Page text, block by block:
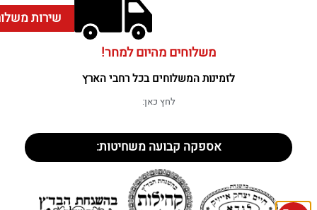
שירות
משלוחים מהיום למחר!
לזמינות המשלוחים בכל רחבי הארץ
לחץ כאן:
אספקה קבועה משחיטות: